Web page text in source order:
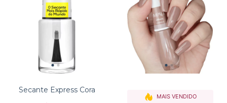
Secante Express Cora
MAIS VENDIDO